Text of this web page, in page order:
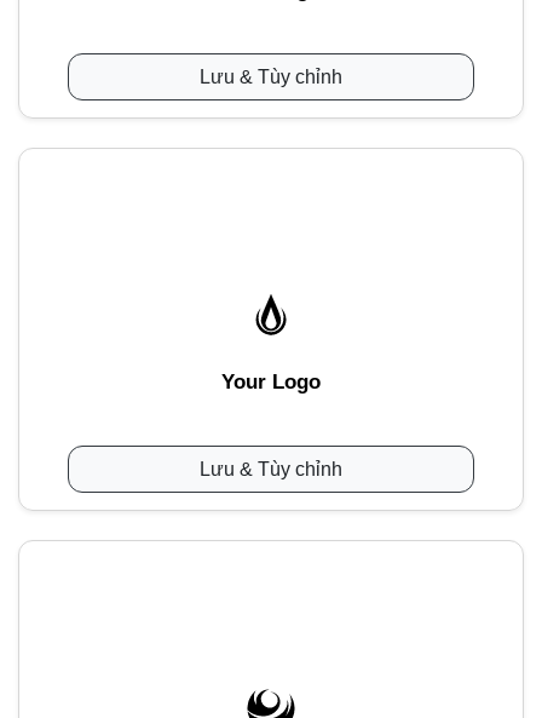
Lưu & Tùy chỉnh
Your Logo
Lưu & Tùy chỉnh